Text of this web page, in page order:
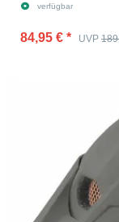
verfügbar
84,95 € * UVP